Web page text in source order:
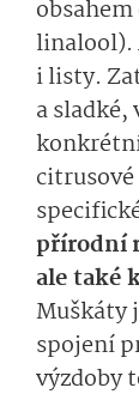
linalool).
i listy.
a
přírodní
ale také
Muškáty
spojení
výzdoby